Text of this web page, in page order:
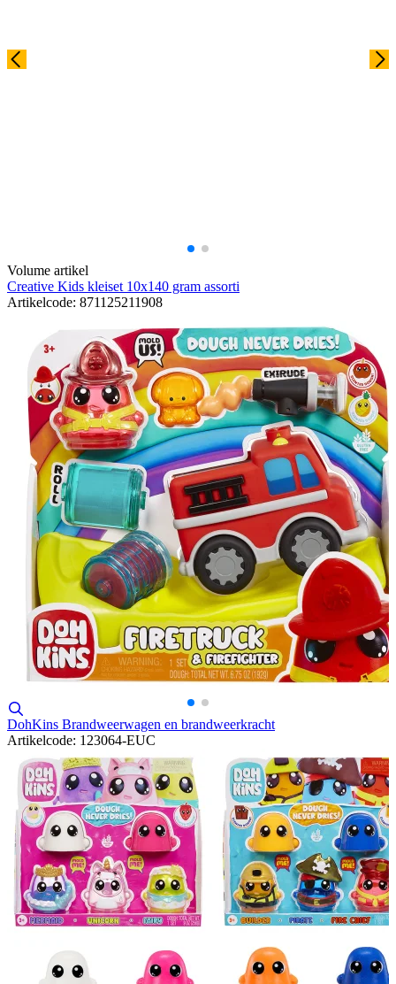
Volume artikel
Creative Kids kleiset 10x140 gram assorti
Artikelcode: 871125211908
DohKins Brandweerwagen en brandweerkracht
Artikelcode: 123064-EUC